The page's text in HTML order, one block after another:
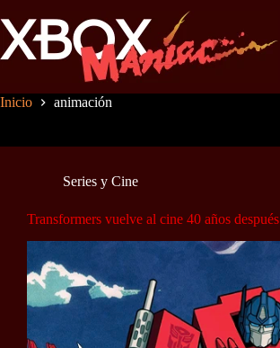
al
contenido
Inicio animación
Series y Cine
Transformers vuelve al cine 40 años después